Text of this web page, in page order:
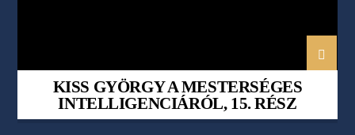
KISS GYÖRGY A MESTERSÉGES
INTELLIGENCIÁRÓL, 15. RÉSZ